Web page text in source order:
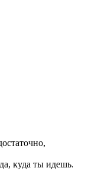
куда ты идешь.